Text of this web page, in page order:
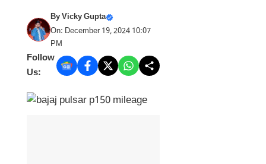
ByVicky Gupta
On: December 19, 2024 10:07
PM
Follow
Us: